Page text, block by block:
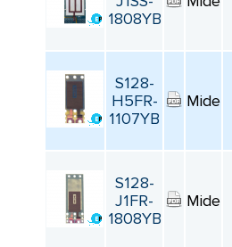
1808YB
S128-
H5FR-
1107YB
Mide
S128-
J1FR-
1808YB
Mide